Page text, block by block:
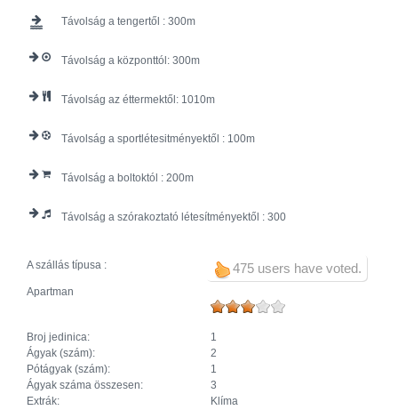
Távolság a tengertől : 300
Távolság a központtól: 300
Távolság az éttermektől: 1010
Távolság a sportlétesitményektől : 100
Távolság a boltoktól : 200
Távolság a szórakoztató létesítményektől : 300
475 users have voted.
A szállás típusa :
Apartman
Broj jedinica:
1
Ágyak (szám):
2
Pótágyak (szám):
1
Ágyak száma összesen:
3
Extrák:
Klíma